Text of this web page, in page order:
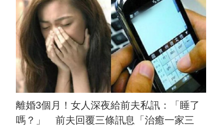
離婚3個月！女人深夜給前夫私訊：「睡了
嗎？」 前夫回覆三條訊息「治癒一家三